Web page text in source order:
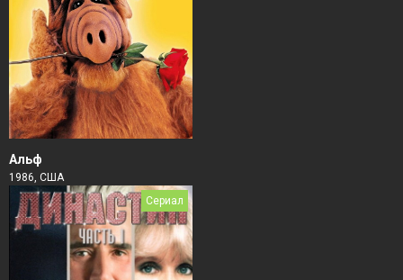
Альф
1986, США
Сериал